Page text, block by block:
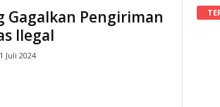
Gagalkan Pengiriman
Ilegal
Juli 2024